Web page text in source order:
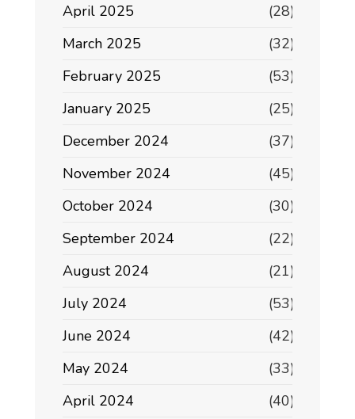
April 2025
(28)
March 2025
(32)
February 2025
(53)
January 2025
(25)
December 2024
(37)
November 2024
(45)
October 2024
(30)
September 2024
(22)
August 2024
(21)
July 2024
(53)
June 2024
(42)
May 2024
(33)
April 2024
(40)